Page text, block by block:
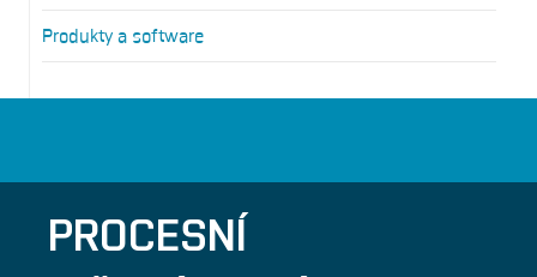
Produkty a software
PROCESNÍ